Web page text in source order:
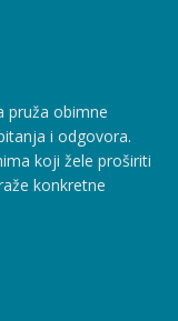
pruža obimne
i odgovora.
koji žele proširiti
konkretne